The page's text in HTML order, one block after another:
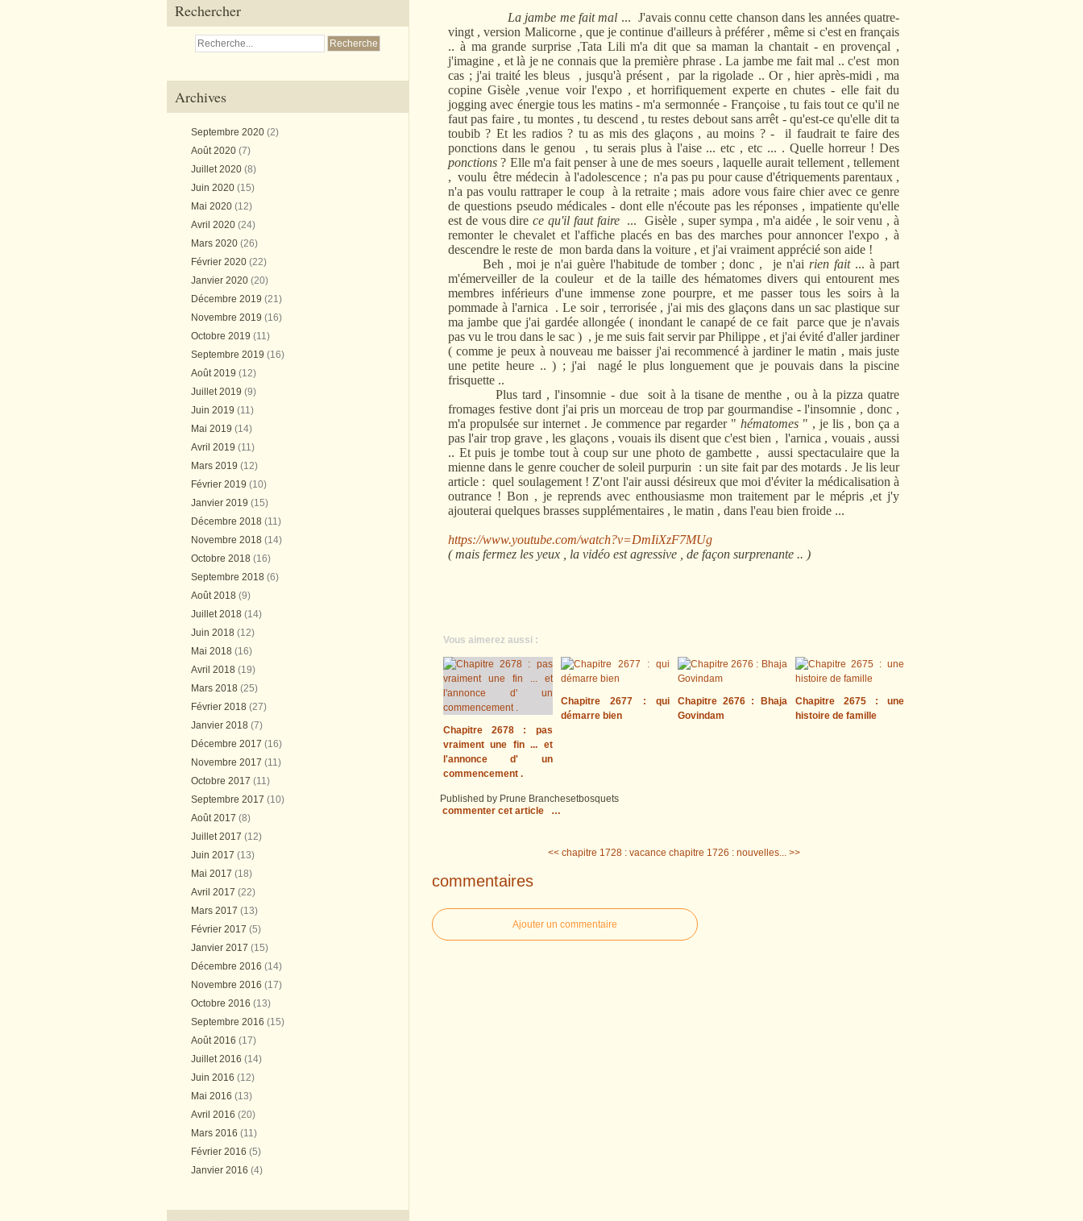
Rechercher
Archives
Septembre 2020 (2)
Août 2020 (7)
Juillet 2020 (8)
Juin 2020 (15)
Mai 2020 (12)
Avril 2020 (24)
Mars 2020 (26)
Février 2020 (22)
Janvier 2020 (20)
Décembre 2019 (21)
Novembre 2019 (16)
Octobre 2019 (11)
Septembre 2019 (16)
Août 2019 (12)
Juillet 2019 (9)
Juin 2019 (11)
Mai 2019 (14)
Avril 2019 (11)
Mars 2019 (12)
Février 2019 (10)
Janvier 2019 (15)
Décembre 2018 (11)
Novembre 2018 (14)
Octobre 2018 (16)
Septembre 2018 (6)
Août 2018 (9)
Juillet 2018 (14)
Juin 2018 (12)
Mai 2018 (16)
Avril 2018 (19)
Mars 2018 (25)
Février 2018 (27)
Janvier 2018 (7)
Décembre 2017 (16)
Novembre 2017 (11)
Octobre 2017 (11)
Septembre 2017 (10)
Août 2017 (8)
Juillet 2017 (12)
Juin 2017 (13)
Mai 2017 (18)
Avril 2017 (22)
Mars 2017 (13)
Février 2017 (5)
Janvier 2017 (15)
Décembre 2016 (14)
Novembre 2016 (17)
Octobre 2016 (13)
Septembre 2016 (15)
Août 2016 (17)
Juillet 2016 (14)
Juin 2016 (12)
Mai 2016 (13)
Avril 2016 (20)
Mars 2016 (11)
Février 2016 (5)
Janvier 2016 (4)
La jambe me fait mal ... J'avais connu cette chanson dans les années quatre-
vingt , version Malicorne , que je continue d'ailleurs à préférer , même si c'est en français
.. à ma grande surprise ,Tata Lili m'a dit que sa maman la chantait - en provençal ,
j'imagine , et là je ne connais que la première phrase . La jambe me fait mal .. c'est mon
cas ; j'ai traité les bleus , jusqu'à présent , par la rigolade .. Or , hier après-midi , ma
copine Gisèle ,venue voir l'expo , et horrifiquement experte en chutes - elle fait du
jogging avec énergie tous les matins - m'a sermonnée - Françoise , tu fais tout ce qu'il ne
faut pas faire , tu montes , tu descend , tu restes debout sans arrêt - qu'est-ce qu'elle dit ta
toubib ? Et les radios ? tu as mis des glaçons , au moins ? - il faudrait te faire des
ponctions dans le genou , tu serais plus à l'aise ... etc , etc ... . Quelle horreur ! Des
ponctions ? Elle m'a fait penser à une de mes soeurs , laquelle aurait tellement , tellement
, voulu être médecin à l'adolescence ; n'a pas pu pour cause d'étriquements parentaux ,
n'a pas voulu rattraper le coup à la retraite ; mais adore vous faire chier avec ce genre
de questions pseudo médicales - dont elle n'écoute pas les réponses , impatiente qu'elle
est de vous direce qu'il faut faire ... Gisèle , super sympa , m'a aidée , le soir venu , à
remonter le chevalet et l'affiche placés en bas des marches pour annoncer l'expo , à
descendre le reste de mon barda dans la voiture , et j'ai vraiment apprécié son aide !
Beh , moi je n'ai guère l'habitude de tomber ; donc , je n'ai rien fait... à part
m'émerveiller de la couleur et de la taille des hématomes divers qui entourent mes
membres inférieurs d'une immense zone pourpre, et me passer tous les soirs à la
pommade à l'arnica . Le soir , terrorisée , j'ai mis des glaçons dans un sac plastique sur
ma jambe que j'ai gardée allongée ( inondant le canapé de ce fait parce que je n'avais
pas vu le trou dans le sac ) , je me suis fait servir par Philippe , et j'ai évité d'aller jardiner
( comme je peux à nouveau me baisser j'ai recommencé à jardiner le matin , mais juste
une petite heure .. ) ; j'ai nagé le plus longuement que je pouvais dans la piscine
frisquette ..
Plus tard , l'insomnie - due soit à la tisane de menthe , ou à la pizza quatre
fromages festive dont j'ai pris un morceau de trop par gourmandise - l'insomnie , donc ,
m'a propulsée sur internet . Je commence par regarder " hématomes " , je lis , bon ça a
pas l'air trop grave , les glaçons , vouais ils disent que c'est bien , l'arnica , vouais , aussi
.. Et puis je tombe tout à coup sur une photo de gambette , aussi spectaculaire que la
mienne dans le genre coucher de soleil purpurin : un site fait par des motards . Je lis leur
article : quel soulagement ! Z'ont l'air aussi désireux que moi d'éviter la médicalisation à
outrance ! Bon , je reprends avec enthousiasme mon traitement par le mépris ,et j'y
ajouterai quelques brasses supplémentaires , le matin , dans l'eau bien froide ...
https://www.youtube.com/watch?v=DmIiXzF7MUg
( mais fermez les yeux , la vidéo est agressive , de façon surprenante .. )
Vous aimerez aussi :
Chapitre 2678 : pas
vraiment une fin ... et
l'annonce d' un
commencement .
Chapitre 2677 : qui
démarre bien
Chapitre 2676 : Bhaja
Govindam
Chapitre 2675 : une
histoire de famille
Published by Prune Branchesetbosquets
commenter cet article
…
<< chapitre 1728 : vacance chapitre 1726 : nouvelles... >>
commentaires
Ajouter un commentaire